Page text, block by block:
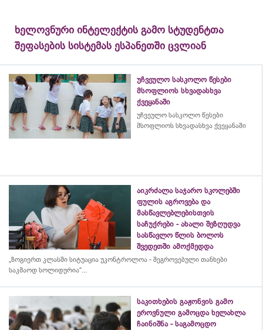
ხელოვნური ინტელექტის გამო სტუდენტთა
შეფასების სისტემას ესპანეთში ცვლიან
უჩვეულო სასკოლო წესები
მსოფლიოს სხვადასხვა
ქვეყანაში
უჩვეულო სასკოლო წესები
მსოფლიოს სხვადასხვა ქვეყანაში
აიკრძალა საჯარო სკოლებში
ფულის აგროვება და
მასწავლებლებისთვის
საჩუქრები - ახალი შეზღუდვა
სასწავლო წლის ბოლოს
შვედეთში ამოქმედდა
„ზოგიერთ კლასში სიტუაცია უკონტროლოა - შეგროვებული თანხები
საკმაოდ სოლიდურია“...
საკითხების გაჟონვის გამო
ეროვნული გამოცდა ხელახლა
ჩაინიშნა - საგამოცდო